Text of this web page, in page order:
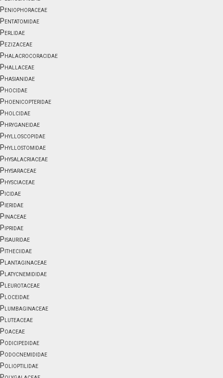
Peniophoraceae
Pentatomidae
Perlidae
Pezizaceae
Phalacrocoracidae
Phallaceae
Phasianidae
Phocidae
Phoenicopteridae
Pholcidae
Phryganeidae
Phylloscopidae
Phyllostomidae
Physalacriaceae
Physaraceae
Physciaceae
Picidae
Pieridae
Pinaceae
Pipridae
Pisauridae
Pitheciidae
Plantaginaceae
Platycnemididae
Pleurotaceae
Ploceidae
Plumbaginaceae
Pluteaceae
Poaceae
Podicipedidae
Podocnemididae
Polioptilidae